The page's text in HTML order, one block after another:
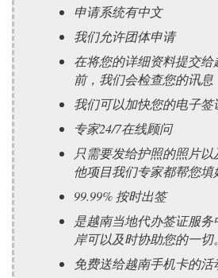
申请系统有中文
我们允许团体申请
在将您的详细资料提交给
前，我们会检查您的讯息
我们可以加快您的电子签
专家24/7在线顾问
只需要发给护照的照片
他项目我们专家都帮您填
99.99% 按时出签
是越南当地代办签证服
岸可以及时协助您的一切。
免费送给越南手机卡的活